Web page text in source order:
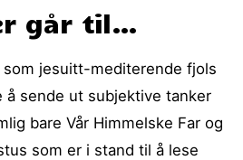
går til…
jesuitt-mediterende fjols
å sende ut subjektive tanker
bare Vår Himmelske Far og
som er i stand til å lese